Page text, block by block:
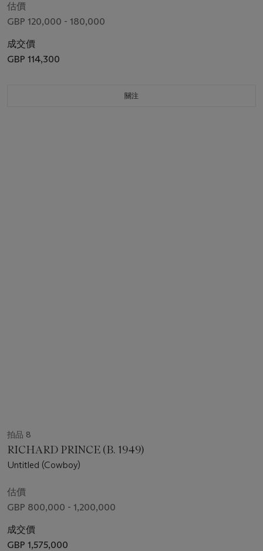
估價
GBP 120,000 - 180,000
成交價
GBP 114,300
關注
拍品 8
RICHARD PRINCE (B. 1949)
Untitled (Cowboy)
估價
GBP 800,000 - 1,200,000
成交價
GBP 1,575,000